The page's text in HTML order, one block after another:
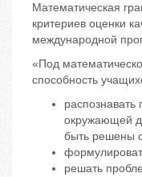
Математическая
критериев оценки
международной
«Под
способность
окружающей
быть решены
решать